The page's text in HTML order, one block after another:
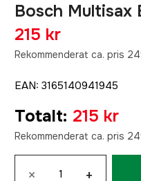
Bosch Multisax
215 kr
Rekommenderat ca. pris
EAN: 3165140941945
Totalt: 215 kr
Rekommenderat ca. pris
× +